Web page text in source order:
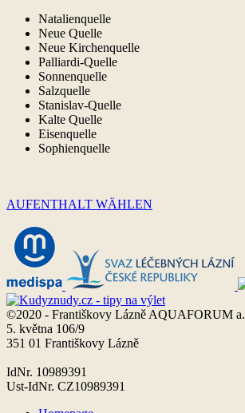
Natalienquelle
Neue Quelle
Neue Kirchenquelle
Palliardi-Quelle
Sonnenquelle
Salzquelle
Stanislav-Quelle
Kalte Quelle
Eisenquelle
Sophienquelle
AUFENTHALT WÄHLEN
©2020 - Františkovy Lázně AQUAFORUM
5. května 106/9
351 01 Františkovy Lázně
IdNr. 10989391
Ust-IdNr. CZ10989391